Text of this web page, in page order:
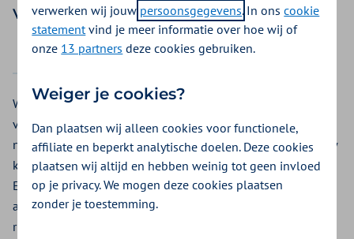
vergoedingen 2026
2025 2026
Wilt u een NIPT-test? Bij Gemeente Amsterdam krijgt u een
vergoeding voor een NIPT-test als er een medische
noodzaak is. NIPT is een bloedonderzoek om te kijken of uw
kindje een chromosoomafwijking heeft. Zoals het Down-,
Edwards- of het Patausyndroom. Het bloed wordt
afgenomen bij de zwangere vrouw. De test brengt geen
risico's met zich mee voor moeder of kind.
verwerken wij jouw persoonsgegevens. In onscookie
statementvind je meer informatie over hoe wij of
onze 13 partners deze cookies gebruiken.
Weiger je cookies?
Dan plaatsen wij alleen cookies voor functionele,
affiliate en beperkt analytische doelen. Deze cookies
plaatsen wij altijd en hebben weinig tot geen invloed
op je privacy. We mogen deze cookies plaatsen
zonder je toestemming.